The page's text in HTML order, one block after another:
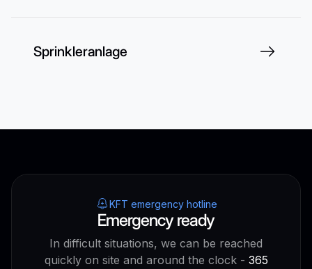
Sprinkleranlage
KFT emergency hotline
Emergency ready
In difficult situations, we can be reached
quickly on site and around the clock - 365